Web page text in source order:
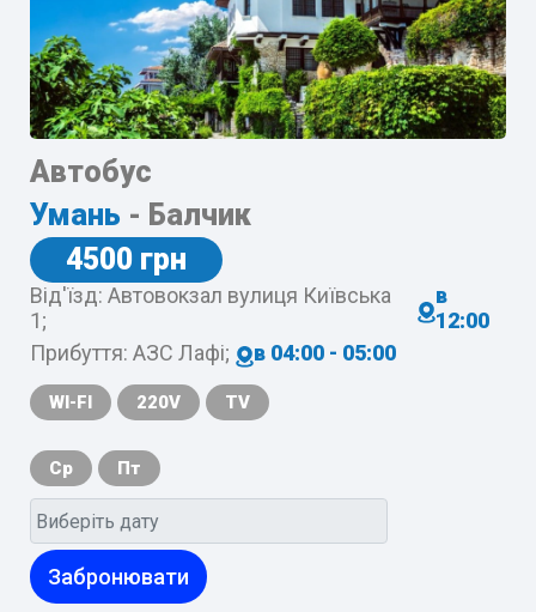
Автобус
Умань - Балчик
4500 грн
Від'їзд: Автовокзал вулиця Київська
1;
в
12:00
Прибуття: АЗС Лафі;
в 04:00 - 05:00
WI-FI 220V TV
Ср Пт
Забронювати